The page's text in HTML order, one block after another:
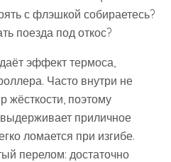
с флэшкой собираетесь?
поезда под откос?
эффект термоса,
Часто внутри не
жёсткости, поэтому
приличное
ломается при изгибе.
перелом: достаточно